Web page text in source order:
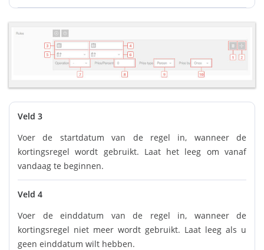
Veld 3
Voer de startdatum van de regel in, wanneer de
kortingsregel wordt gebruikt. Laat het leeg om vanaf
vandaag te beginnen.
Veld 4
Voer de einddatum van de regel in, wanneer de
kortingsregel niet meer wordt gebruikt. Laat leeg als u
geen einddatum wilt hebben.